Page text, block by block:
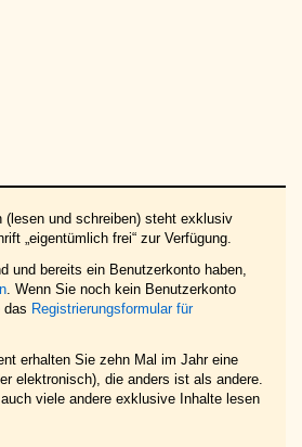
(lesen und schreiben) steht exklusiv
„eigentümlich frei“ zur Verfügung.
und bereits ein Benutzerkonto haben,
. Wenn Sie noch kein Benutzerkonto
das Registrierungsformular für
erhalten Sie zehn Mal im Jahr eine
elektronisch), die anders ist als andere.
viele andere exklusive Inhalte lesen